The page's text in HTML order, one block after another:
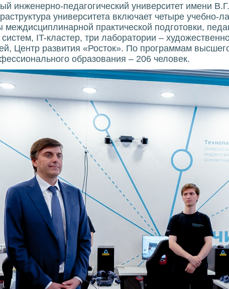
инженерно-педагогический университет имени
университета включает четыре учебно-
практической подготовки,
IT-кластер, три лаборатории –
Центр развития «Росток». По программам
образования – 206 человек.